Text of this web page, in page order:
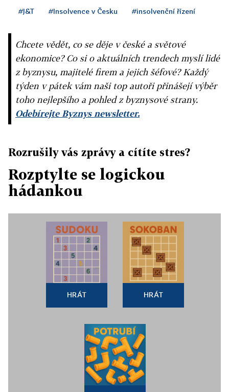
#J&T #Insolvence v Česku #insolvenční řízení
Chcete vědět, co se děje v české a světové
ekonomice? Co si o aktuálních trendech myslí lidé
z byznysu, majitelé firem a jejich šéfové? Každý
týden v pátek vám naši top autoři přinášejí výběr
toho nejlepšího a pohled z byznysové strany.
Odebírejte Byznys newsletter.
Rozrušily vás zprávy a cítíte stres?
Rozptylte se logickou
hádankou
HRÁT HRÁT